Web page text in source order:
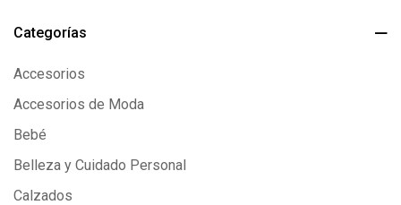
Categorías
Accesorios
Accesorios de Moda
Bebé
Belleza y Cuidado Personal
Calzados